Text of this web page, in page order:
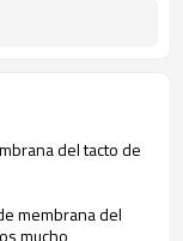
del tacto de
membrana del
mucho